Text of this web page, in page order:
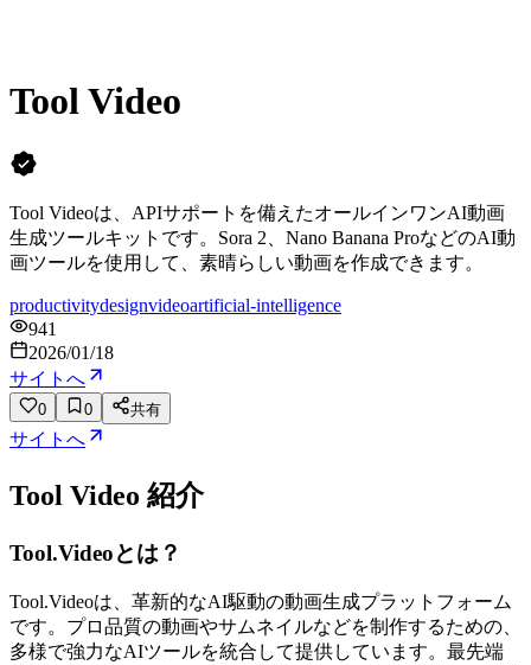
Tool Video
Tool Videoは、APIサポートを備えたオールインワンAI動画
生成ツールキットです。Sora 2、Nano Banana ProなどのAI動
画ツールを使用して、素晴らしい動画を作成できます。
productivitydesignvideoartificial-intelligence
941
2026/01/18
サイトへ
0 0 共有
サイトへ
Tool Video 紹介
Tool.Videoとは？
Tool.Videoは、革新的なAI駆動の動画生成プラットフォーム
です。プロ品質の動画やサムネイルなどを制作するための、
多様で強力なAIツールを統合して提供しています。最先端